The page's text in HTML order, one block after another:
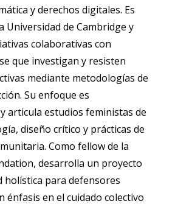
y derechos digitales. Es
Universidad de Cambridge y
colaborativas con
que investigan y resisten
mediante metodologías de
Su enfoque es
articula estudios feministas de
diseño crítico y prácticas de
Como fellow de la
desarrolla un proyecto
holística para defensores
énfasis en el cuidado colectivo